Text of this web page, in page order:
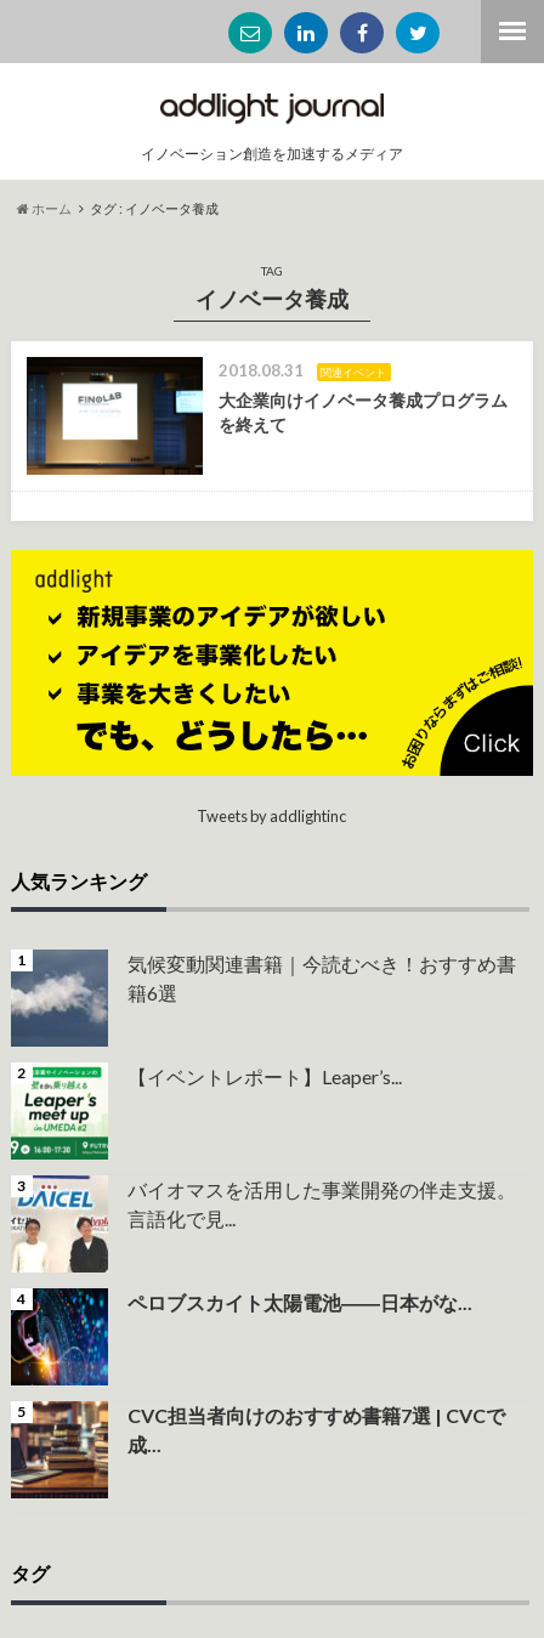
イノベーション創造を加速するメディア
ホーム タグ : イノベータ養成
TAG
イノベータ養成
2018.08.31 関連イベント
大企業向けイノベータ養成プログラム
を終えて
Tweets by addlightinc
人気ランキング
気候変動関連書籍｜今読むべき！おすすめ書
籍6選
【イベントレポート】Leaper’s...
バイオマスを活用した事業開発の伴走支援。
言語化で見...
ペロブスカイト太陽電池――日本がな...
CVC担当者向けのおすすめ書籍7選 | CVCで
成...
タグ